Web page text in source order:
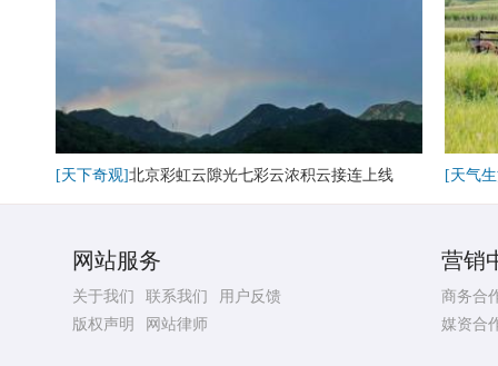
[天下奇观]北京彩虹云隙光七彩云浓积云接连上线 [天气
网站服务
关于我们 联系我们
用户反馈
版权声明
网站律师
营销
商务合
媒资合